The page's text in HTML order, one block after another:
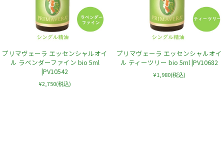
プリマヴェーラ エッセンシャルオイ
ル ラベンダーファイン bio 5ml
|PV10542
¥2,750(税込)
プリマヴェーラ エッセンシャルオイ
ル ティーツリー bio 5ml |PV10682
¥1,980(税込)